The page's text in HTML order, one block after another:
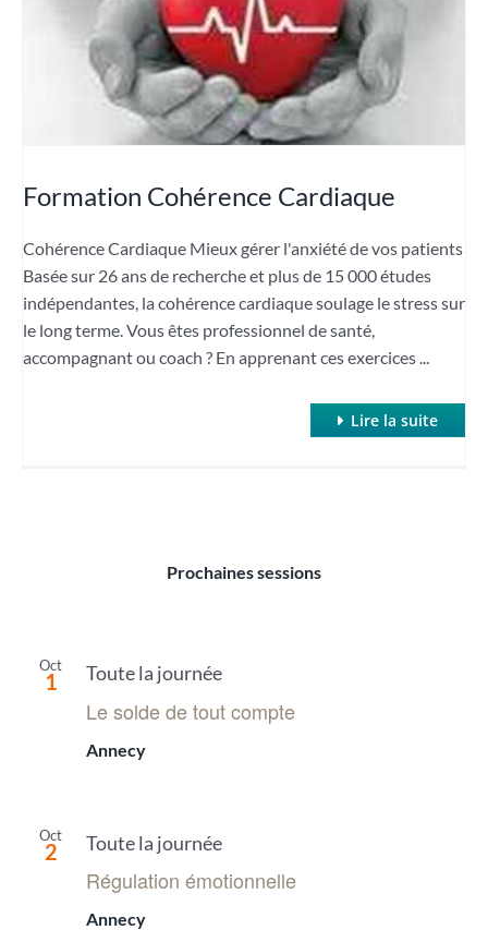
Formation Cohérence Cardiaque
Cohérence Cardiaque Mieux gérer l'anxiété de vos patients
Basée sur 26 ans de recherche et plus de 15 000 études
indépendantes, la cohérence cardiaque soulage le stress sur
le long terme. Vous êtes professionnel de santé,
accompagnant ou coach ? En apprenant ces exercices ...
Lire la suite
Prochaines sessions
Oct
1 Toute la journée
Le solde de tout compte
Annecy
Oct
2 Toute la journée
Régulation émotionnelle
Annecy